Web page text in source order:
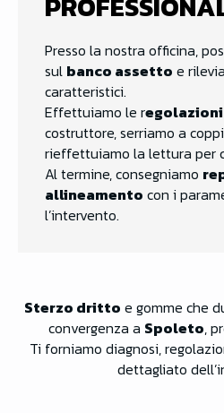
Presso la nostra officina,
sul banco assetto e
caratteristici.
Effettuiamo le regolazioni
costruttore, serriamo a
rieffettuiamo la lettura per
Al termine, consegniamo
allineamento con i
l’intervento.
Sterzo dritto e gomme che
convergenza a Spoleto,
Ti forniamo diagnosi,
dettagliato